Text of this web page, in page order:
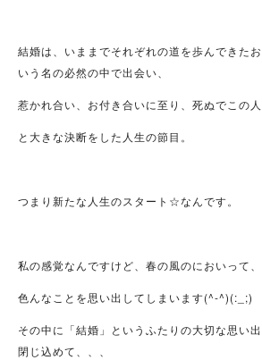
結婚は、いままでそれぞれの道を歩んできた
いう名の必然の中で出会い、
惹かれ合い、お付き合いに至り、死ぬでこの人
と大きな決断をした人生の節目。
つまり新たな人生のスタート☆なんです。
私の感覚なんですけど、春の風のにおいって
色んなことを思い出してしまいます(^-^)(:_;)
その中に「結婚」というふたりの大切な思い
閉じ込めて、、、